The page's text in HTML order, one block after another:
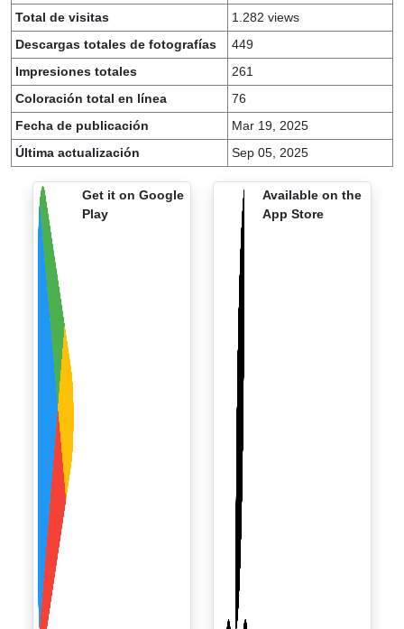
Total de visitas
1.282 views
Descargas totales de fotografías
449
Impresiones totales
261
Coloración total en línea
76
Fecha de publicación
Mar 19, 2025
Última actualización
Sep 05, 2025
Get it on Google
Play
Available on the
App Store